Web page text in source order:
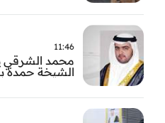
11:46
محمد الشرقي
الشيخة حمدة